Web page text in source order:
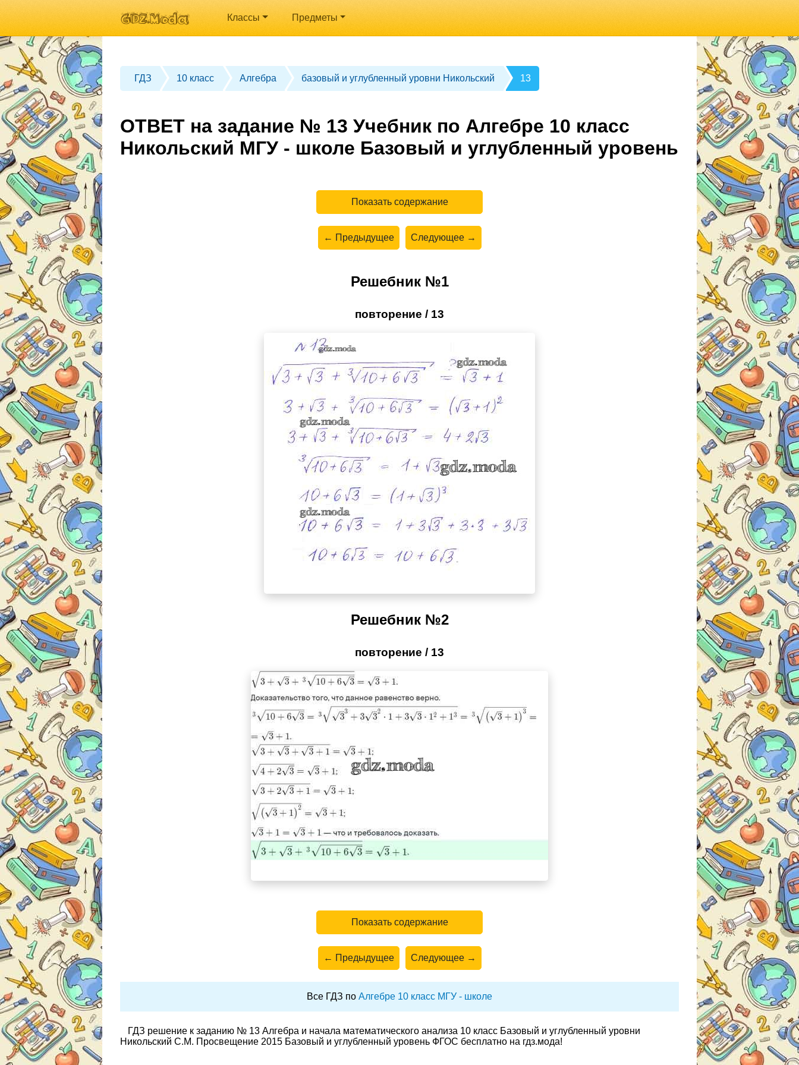
Классы Предметы
ГДЗ 10 класс Алгебра базовый и углубленный уровни Никольский 13
ОТВЕТ на задание № 13 Учебник по Алгебре 10 класс
Никольский МГУ - школе Базовый и углубленный уровень
Показать содержание
← Предыдущее Следующее →
Решебник №1
повторение / 13
Решебник №2
повторение / 13
Показать содержание
← Предыдущее Следующее →
Все ГДЗ по Алгебре 10 класс МГУ - школе
ГДЗ решение к заданию № 13 Алгебра и начала математического анализа 10 класс Базовый и углубленный уровни
Никольский С.М. Просвещение 2015 Базовый и углубленный уровень ФГОС бесплатно на гдз.мода!